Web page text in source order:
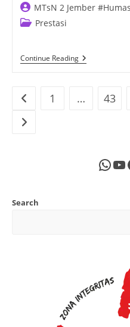
Post
author:
MTsN 2 Jember #Humas
PostPrestasi
Continue ReadingPrestasi
April
Go to the previous page
1 … 43
Go to the next page
Search